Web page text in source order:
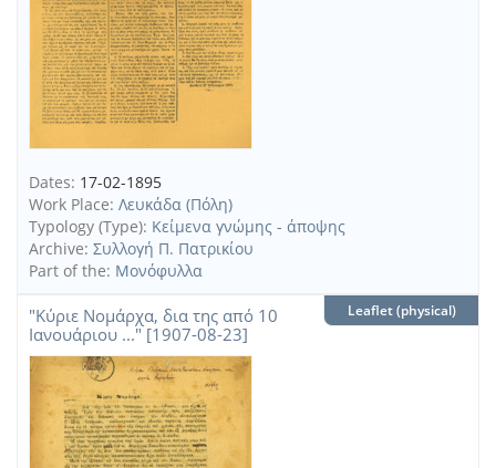
Dates: 17-02-1895
Work Place: Λευκάδα (Πόλη)
Typology (Type): Κείμενα γνώμης - άποψης
Archive: Συλλογή Π. Πατρικίου
Part of the: Μονόφυλλα
"Κύριε Νομάρχα, δια της από 10
Ιανουάριου ..." [1907-08-23]
Leaflet (physical)